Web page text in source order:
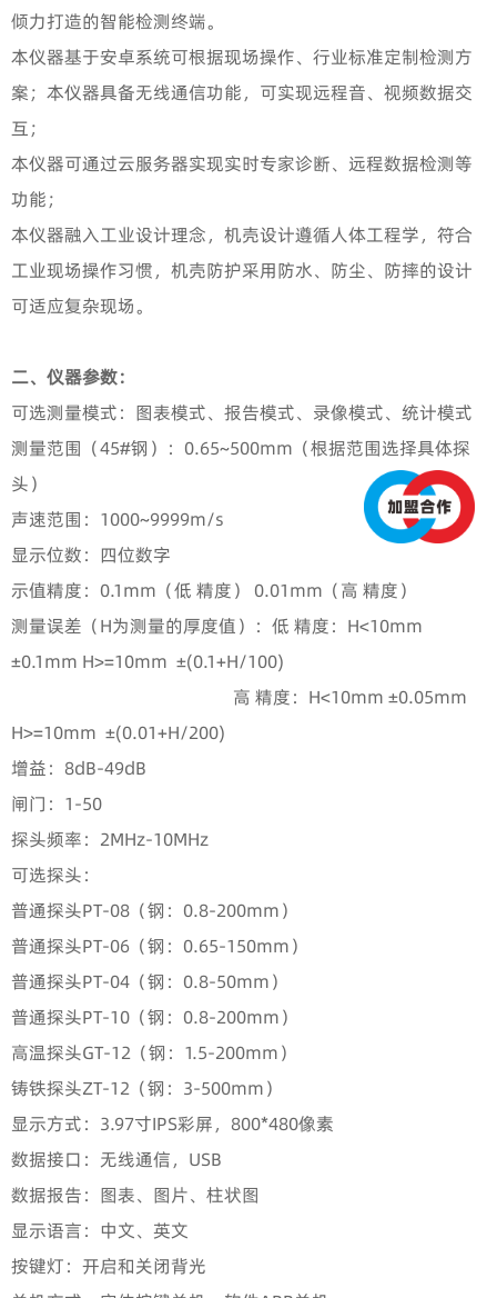
倾力打造的智能检测终端。
本仪器基于安卓系统可根据现场操作、行业标准定制检测方
案；本仪器具备无线通信功能，可实现远程音、视频数据交
互；
本仪器可通过云服务器实现实时专家诊断、远程数据检测等
功能；
本仪器融入工业设计理念，机壳设计遵循人体工程学，符合
工业现场操作习惯，机壳防护采用防水、防尘、防摔的设计
可适应复杂现场。
二、仪器参数：
可选测量模式：图表模式、报告模式、录像模式、统计模式
测量范围（45#钢）：0.65~500mm（根据范围选择具体探
头）
声速范围：1000~9999m/s
显示位数：四位数字
示值精度：0.1mm（低 精度） 0.01mm（高 精度）
测量误差（H为测量的厚度值）：低 精度：H<10mm
±0.1mm H>=10mm ±(0.1+H/100)
高 精度：H<10mm ±0.05mm
H>=10mm ±(0.01+H/200)
增益：8dB-49dB
闸门：1-50
探头频率：2MHz-10MHz
可选探头：
普通探头PT-08（钢：0.8-200mm）
普通探头PT-06（钢：0.65-150mm）
普通探头PT-04（钢：0.8-50mm）
普通探头PT-10（钢：0.8-200mm）
高温探头GT-12（钢：1.5-200mm）
铸铁探头ZT-12（钢：3-500mm）
显示方式：3.97寸IPS彩屏，800*480像素
数据接口：无线通信，USB
数据报告：图表、图片、柱状图
显示语言：中文、英文
按键灯：开启和关闭背光